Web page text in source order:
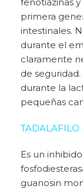
primera
intestinales.
durante el
claramente
de
durante la
pequeñas
TADALAFILO
Es un
guanosin